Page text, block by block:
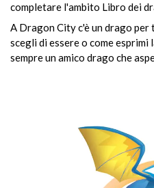
completare l'ambito Libro dei
A Dragon City c'è un drago
scegli di essere o come
sempre un amico drago che